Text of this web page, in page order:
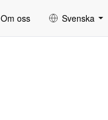
Om oss Svenska